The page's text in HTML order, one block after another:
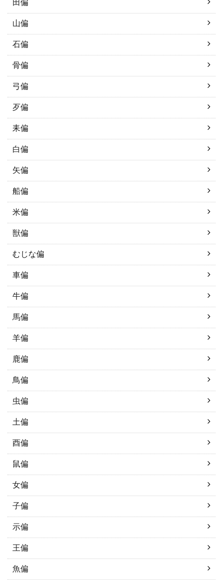
田偏
山偏
石偏
骨偏
弓偏
歹偏
耒偏
白偏
矢偏
船偏
米偏
獣偏
むじな偏
車偏
牛偏
馬偏
羊偏
鹿偏
鳥偏
虫偏
土偏
酉偏
鼠偏
女偏
子偏
示偏
王偏
魚偏